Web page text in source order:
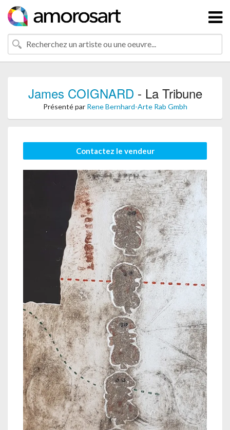
James COIGNARD - La Tribune
Présenté par Rene Bernhard-Arte Rab Gmbh
Contactez le vendeur